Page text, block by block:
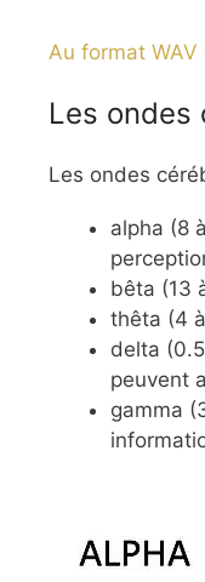
Au format
Les ondes
Les ondes
alpha (8
bêta (13
thêta (4
delta
peuvent
gamma